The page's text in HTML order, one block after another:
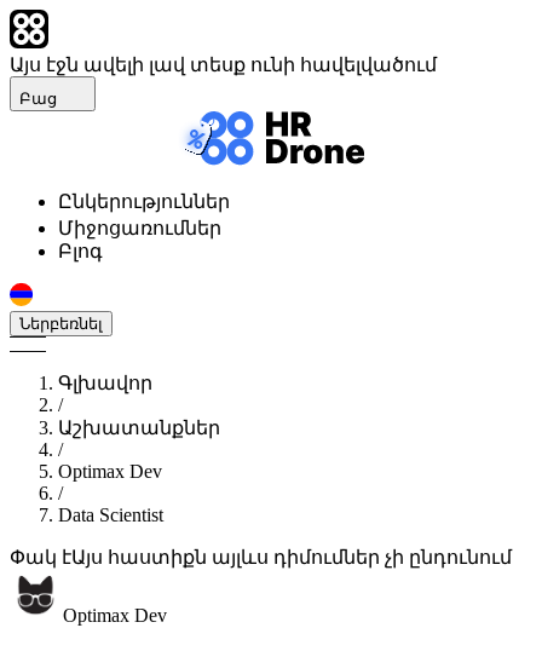
Այս էջն ավելի լավ տեսք ունի հավելվածում
Բաց
Ընկերություններ
Միջոցառումներ
Բլոգ
Ներբեռնել
Գլխավոր
/
Աշխատանքներ
/
Optimax Dev
/
Data Scientist
Փակ էԱյս հաստիքն այլևս դիմումներ չի ընդունում
Optimax Dev